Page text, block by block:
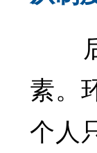
后
素。
个人